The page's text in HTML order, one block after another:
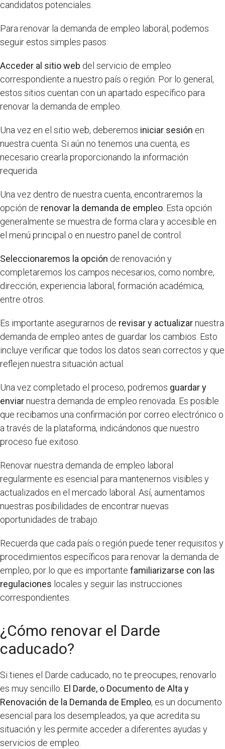
candidatos potenciales.
Para renovar la demanda de empleo laboral, podemos
seguir estos simples pasos:
Acceder al sitio web del servicio de empleo
correspondiente a nuestro país o región. Por lo general,
estos sitios cuentan con un apartado específico para
renovar la demanda de empleo.
Una vez en el sitio web, deberemos iniciar sesión en
nuestra cuenta. Si aún no tenemos una cuenta, es
necesario crearla proporcionando la información
requerida.
Una vez dentro de nuestra cuenta, encontraremos la
opción de renovar la demanda de empleo . Esta opción
generalmente se muestra de forma clara y accesible en
el menú principal o en nuestro panel de control.
Seleccionaremos la opción de renovación y
completaremos los campos necesarios, como nombre,
dirección, experiencia laboral, formación académica,
entre otros.
Es importante asegurarnos de revisar y actualizarnuestra
demanda de empleo antes de guardar los cambios. Esto
incluye verificar que todos los datos sean correctos y que
reflejen nuestra situación actual.
Una vez completado el proceso, podremos guardar y
enviarnuestra demanda de empleo renovada. Es posible
que recibamos una confirmación por correo electrónico o
a través de la plataforma, indicándonos que nuestro
proceso fue exitoso.
Renovar nuestra demanda de empleo laboral
regularmente es esencial para mantenernos visibles y
actualizados en el mercado laboral. Así, aumentamos
nuestras posibilidades de encontrar nuevas
oportunidades de trabajo.
Recuerda que cada país o región puede tener requisitos y
procedimientos específicos para renovar la demanda de
empleo, por lo que es importante familiarizarse con las
regulaciones locales y seguir las instrucciones
correspondientes.
¿Cómo renovar el Darde
caducado?
Si tienes el Darde caducado, no te preocupes, renovarlo
es muy sencillo. El Darde, o Documento de Alta y
Renovación de la Demanda de Empleo, es un documento
esencial para los desempleados, ya que acredita su
situación y les permite acceder a diferentes ayudas y
servicios de empleo.